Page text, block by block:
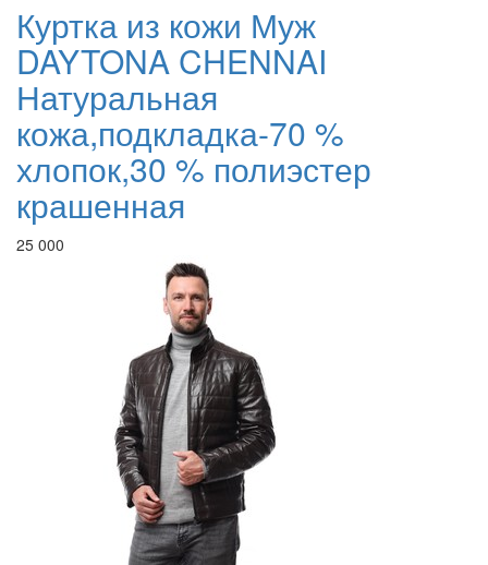
Куртка из кожи Муж
DAYTONA CHENNAI
Натуральная
кожа,подкладка-70 %
хлопок,30 % полиэстер
крашенная
25 000